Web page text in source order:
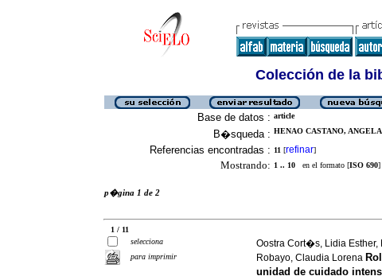
Colección de la
Base de datos : article
B�squeda : HENAO CASTANO,
Referencias encontradas : 11 [refinar]
Mostrando: 1 .. 10 en el formato [ISO 690]
p�gina 1 de 2
1 / 11
selecciona
para imprimir
Oostra Cort�s, Lidia
Robayo, Claudia Lorena
unidad de cuidado